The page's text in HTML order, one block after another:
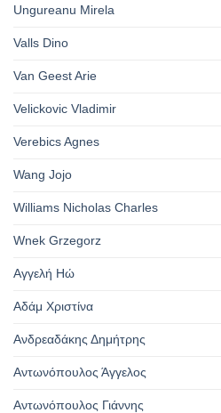
Ungureanu Mirela
Valls Dino
Van Geest Arie
Velickovic Vladimir
Verebics Agnes
Wang Jojo
Williams Nicholas Charles
Wnek Grzegorz
Αγγελή Ηώ
Αδάμ Χριστίνα
Ανδρεαδάκης Δημήτρης
Αντωνόπουλος Άγγελος
Αντωνόπουλος Γιάννης